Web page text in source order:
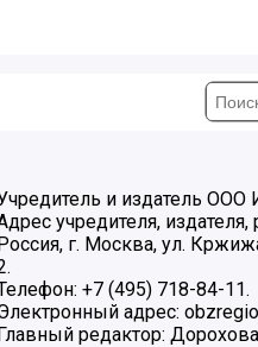
и издатель ООО
учредителя,
г. Москва, ул.
+7 (495) 718-84-11.
адрес:
редактор: